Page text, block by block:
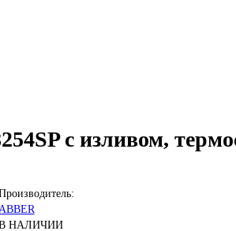
с изливом,
ABBER
НАЛИЧИИ